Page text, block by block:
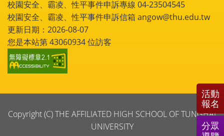
校園安全、霸凌、性平事件申訴專線 04-23504545
校園安全、霸凌、性平事件申訴信箱 angow@thu.edu.tw
更新日期：2026-08-07
您是本站第43060934位訪客
Copyright (C) THE AFFILIATED HIGH SCHOOL OF TUNGHAI
UNIVERSITY
活動
報名
分眾